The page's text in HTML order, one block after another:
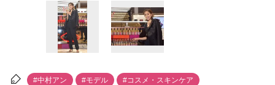
#中村アン #モデル #コスメ・スキンケア